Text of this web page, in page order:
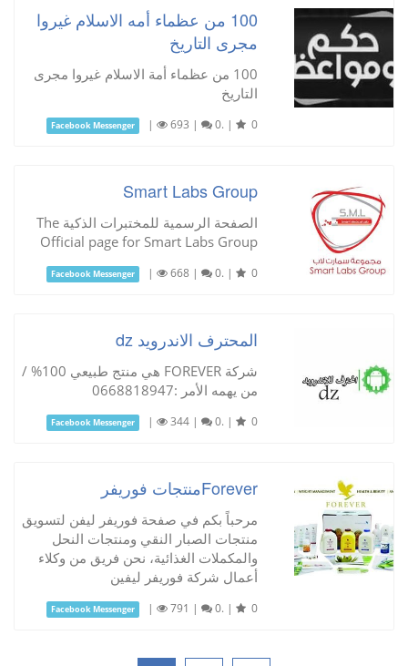
100 من عظماء أمه الاسلام غيروا
مجرى التاريخ
100 من عظماء أمة الاسلام غيروا مجرى
التاريخ
Facebook Messenger | 693 | 0. | 0
Smart Labs Group
الصفحة الرسمية للمختبرات الذكية The
Official page for Smart Labs Group
Facebook Messenger | 668 | 0. | 0
المحترف الاندرويد dz
شركة FOREVER هي منتج طبيعي 100% /
من يهمه الأمر :0668818947
Facebook Messenger | 344 | 0. | 0
Foreverمنتجات فوريفر
مرحباً بكم في صفحة فوريفر ليفن لتسويق
منتجات الصبار النقي ومنتجات النحل
والمكملات الغذائية، نحن فريق من وكلاء
أعمال شركة فوريفر ليفين
Facebook Messenger | 791 | 0. | 0